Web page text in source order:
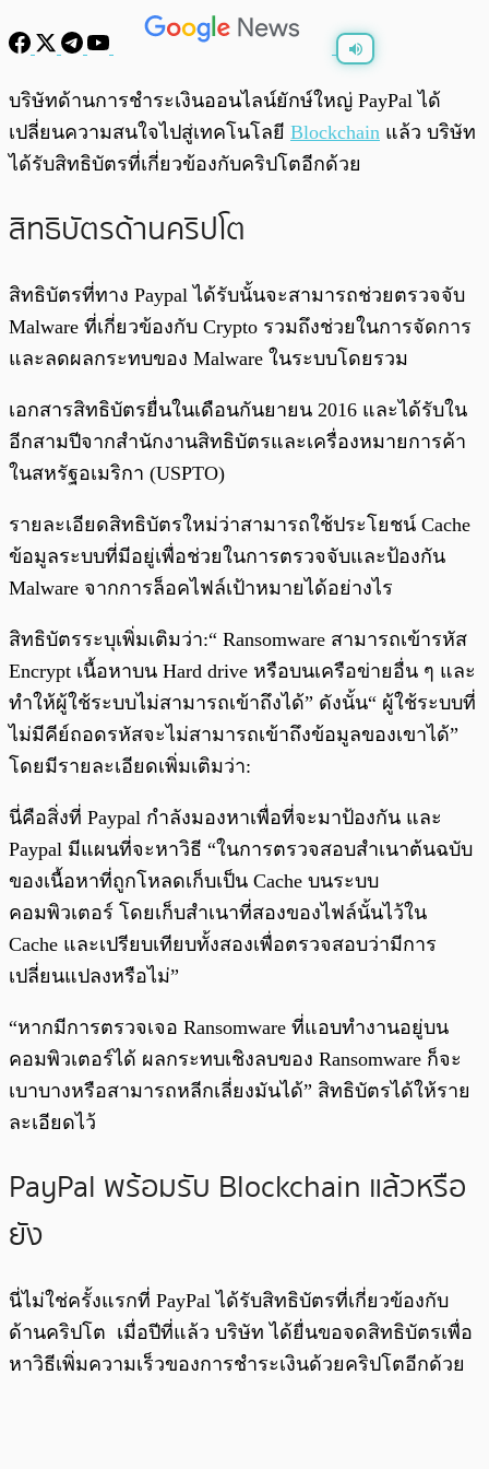
พร้อมเล่น 0:00
บริษัทด้านการชำระเงินออนไลน์ยักษ์ใหญ่ PayPal ได้
เปลี่ยนความสนใจไปสู่เทคโนโลยี Blockchain แล้ว บริษัท
ได้รับสิทธิบัตรที่เกี่ยวข้องกับคริปโตอีกด้วย
สิทธิบัตรด้านคริปโต
สิทธิบัตรที่ทาง Paypal ได้รับนั้นจะสามารถช่วยตรวจจับ
Malware ที่เกี่ยวข้องกับ Crypto รวมถึงช่วยในการจัดการ
และลดผลกระทบของ Malware ในระบบโดยรวม
เอกสารสิทธิบัตรยื่นในเดือนกันยายน 2016 และได้รับใน
อีกสามปีจากสำนักงานสิทธิบัตรและเครื่องหมายการค้า
ในสหรัฐอเมริกา (USPTO)
รายละเอียดสิทธิบัตรใหม่ว่าสามารถใช้ประโยชน์ Cache
ข้อมูลระบบที่มีอยู่เพื่อช่วยในการตรวจจับและป้องกัน
Malware จากการล็อคไฟล์เป้าหมายได้อย่างไร
สิทธิบัตรระบุเพิ่มเติมว่า:“ Ransomware สามารถเข้ารหัส
Encrypt เนื้อหาบน Hard drive หรือบนเครือข่ายอื่น ๆ และ
ทำให้ผู้ใช้ระบบไม่สามารถเข้าถึงได้” ดังนั้น“ ผู้ใช้ระบบที่
ไม่มีคีย์ถอดรหัสจะไม่สามารถเข้าถึงข้อมูลของเขาได้”
โดยมีรายละเอียดเพิ่มเติมว่า:
นี่คือสิ่งที่ Paypal กำลังมองหาเพื่อที่จะมาป้องกัน และ
Paypal มีแผนที่จะหาวิธี “ในการตรวจสอบสำเนาต้นฉบับ
ของเนื้อหาที่ถูกโหลดเก็บเป็น Cache บนระบบ
คอมพิวเตอร์ โดยเก็บสำเนาที่สองของไฟล์นั้นไว้ใน
Cache และเปรียบเทียบทั้งสองเพื่อตรวจสอบว่ามีการ
เปลี่ยนแปลงหรือไม่”
“หากมีการตรวจเจอ Ransomware ที่แอบทำงานอยู่บน
คอมพิวเตอร์ได้ ผลกระทบเชิงลบของ Ransomware ก็จะ
เบาบางหรือสามารถหลีกเลี่ยงมันได้” สิทธิบัตรได้ให้ราย
ละเอียดไว้
PayPal พร้อมรับ Blockchain แล้วหรือ
ยัง
นี่ไม่ใช่ครั้งแรกที่ PayPal ได้รับสิทธิบัตรที่เกี่ยวข้องกับ
ด้านคริปโต เมื่อปีที่แล้ว บริษัท ได้ยื่นขอจดสิทธิบัตรเพื่อ
หาวิธีเพิ่มความเร็วของการชำระเงินด้วยคริปโตอีกด้วย